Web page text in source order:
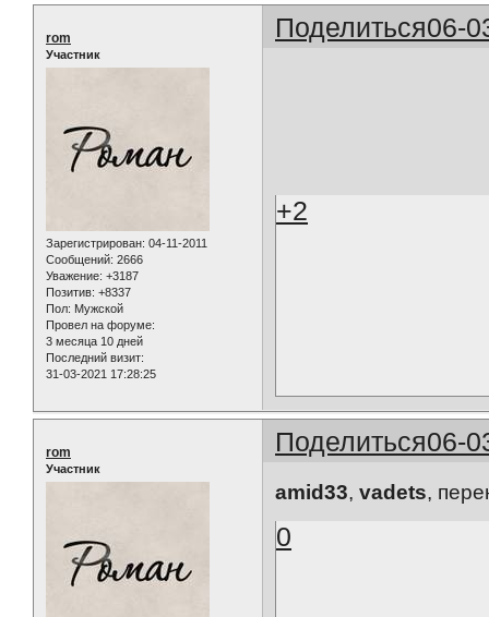
Поделиться06-
rom
Участник
Зарегистрирован: 04-11-2011
Сообщений: 2666
Уважение: +3187
Позитив: +8337
Пол: Мужской
Провел на форуме:
3 месяца 10 дней
Последний визит:
31-03-2021 17:28:25
+2
Поделиться06-
rom
Участник
amid33,vadets,
0